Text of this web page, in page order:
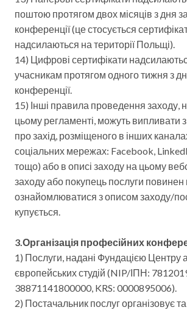
поштою протягом двох місяців з дня
конференції (це стосується
надсилаються на території Польщі).
14) Цифрові сертифікати
учасникам протягом одного тижня з
конференції.
15) Інші правила проведення заходу,
цьому регламенті, можуть випливати
про захід, розміщеного в інших
соціальних мережах: Facebook,
тощо) або в описі заходу на цьому
заходу або покупець послуги
ознайомлюватися з описом заходу/
купується.
3.Організація професійних
1) Послуги, надані Фундацією Центру
європейських студій (NIP/ІПН:
38871141800000, KRS: 0000895006).
2) Постачальник послуг організовує